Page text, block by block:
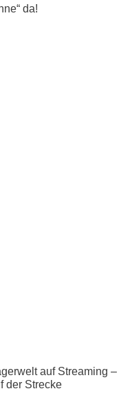
da!
auf Streaming –
der Strecke